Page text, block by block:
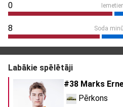
0
8 Soda
Labākie spēlētāji
#38 Marks
Pērkons